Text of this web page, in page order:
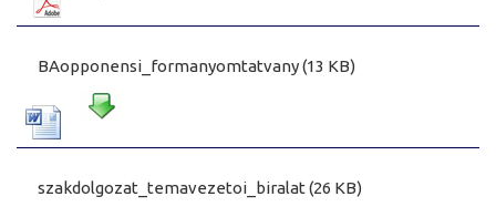
BAopponensi_formanyomtatvany (13 KB)
szakdolgozat_temavezetoi_biralat (26 KB)